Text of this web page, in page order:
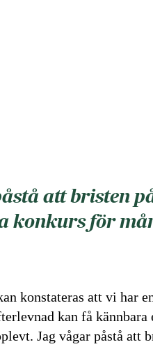
att bristen
konkurs för
konstateras att vi har
kan få kännbara
Jag vågar påstå att